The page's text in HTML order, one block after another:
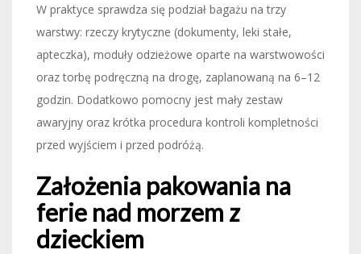
W praktyce sprawdza się podział bagażu na trzy
warstwy: rzeczy krytyczne (dokumenty, leki stałe,
apteczka), moduły odzieżowe oparte na warstwowości
oraz torbę podręczną na drogę, zaplanowaną na 6–12
godzin. Dodatkowo pomocny jest mały zestaw
awaryjny oraz krótka procedura kontroli kompletności
przed wyjściem i przed podróżą.
Założenia pakowania na
ferie nad morzem z
dzieckiem